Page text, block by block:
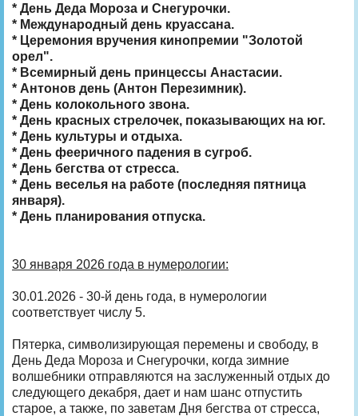
* День Деда Мороза и Снегурочки.
* Международный день круассана.
* Церемония вручения кинопремии "Золотой
орел".
* Всемирный день принцессы Анастасии.
* Антонов день (Антон Перезимник).
* День колокольного звона.
* День красных стрелочек, показывающих на юг.
* День культуры и отдыха.
* День фееричного падения в сугроб.
* День бегства от стресса.
* День веселья на работе (последняя пятница
января).
* День планирования отпуска.
30 января 2026 года в нумерологии:
30.01.2026 - 30-й день года, в нумерологии
соответствует числу 5.
Пятерка, символизирующая перемены и свободу, в
День Деда Мороза и Снегурочки, когда зимние
волшебники отправляются на заслуженный отдых до
следующего декабря, дает и нам шанс отпустить
старое, а также, по заветам Дня бегства от стресса,